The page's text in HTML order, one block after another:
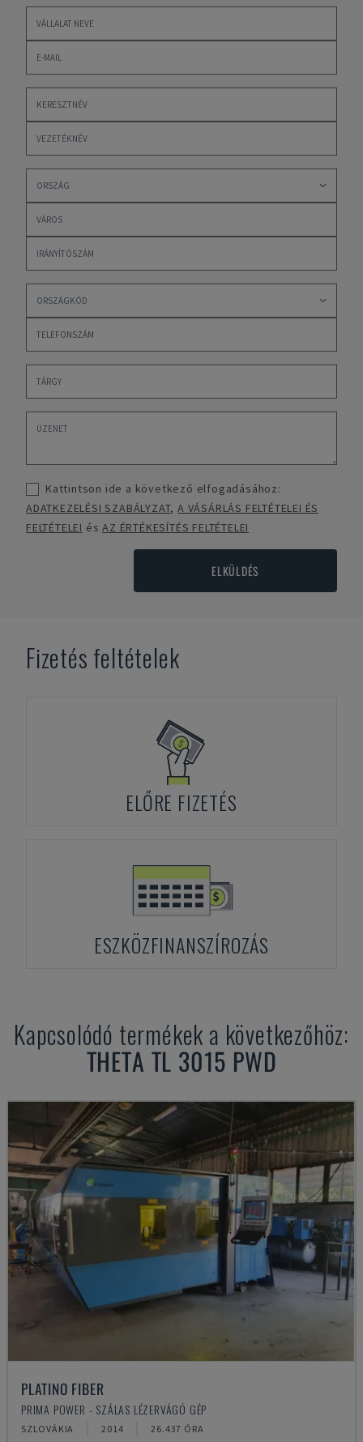
Kattintson ide a következő elfogadásához:
ADATKEZELÉSI SZABÁLYZAT,A VÁSÁRLÁS FELTÉTELEI ÉS
FELTÉTELEI ésAZ ÉRTÉKESÍTÉS FELTÉTELEI
ELKÜLDÉS
Fizetés feltételek
ELŐRE FIZETÉS
ESZKÖZFINANSZÍROZÁS
Kapcsolódó termékek a következőhöz:
THETA TL 3015 PWD
PLATINO FIBER
PRIMA POWER - SZÁLAS LÉZERVÁGÓ GÉP
SZLOVÁKIA 2014 26.437 ÓRA